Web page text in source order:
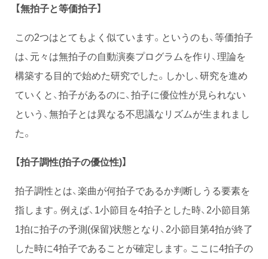
【無拍子と等価拍子】
この2つはとてもよく似ています。というのも、等価拍子
は、元々は無拍子の自動演奏プログラムを作り、理論を
構築する目的で始めた研究でした。しかし、研究を進め
ていくと、拍子があるのに、拍子に優位性が見られない
という、無拍子とは異なる不思議なリズムが生まれまし
た。
【拍子調性(拍子の優位性)】
拍子調性とは、楽曲が何拍子であるか判断しうる要素を
指します。例えば、1小節目を4拍子とした時、2小節目第
1拍に拍子の予測(保留)状態となり、2小節目第4拍が終了
した時に4拍子であることが確定します。ここに4拍子の